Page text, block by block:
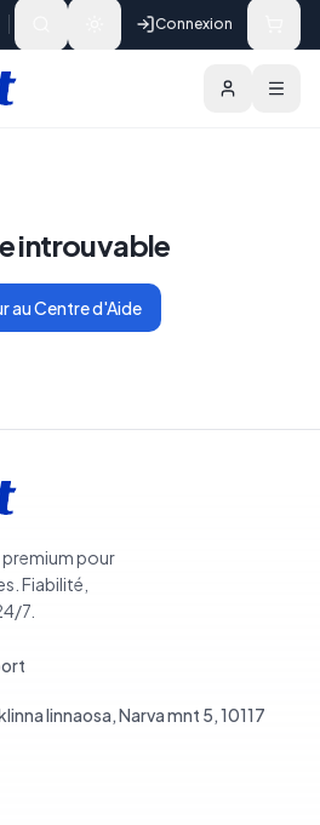
Connexion
introuvable
au Centre d'Aide
pour
Fiabilité,
7.
linnaosa, Narva mnt 5, 10117